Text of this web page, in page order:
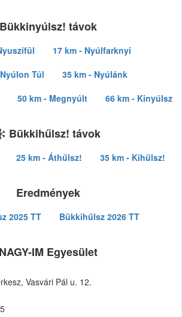
Bükkinyúlsz! távok
17 km - Nyúlfarknyi
Túl
35 km - Nyúlánk
50 km - Megnyúlt 66 km - Kinyúlsz
Bükkihűlsz! távok
25 km - Áthűlsz! 35 km - Kihűlsz!
Eredmények
2025 TT Bükkihűlsz 2026 TT
NAGY-IM Egyesület
Vasvári Pál u. 12.